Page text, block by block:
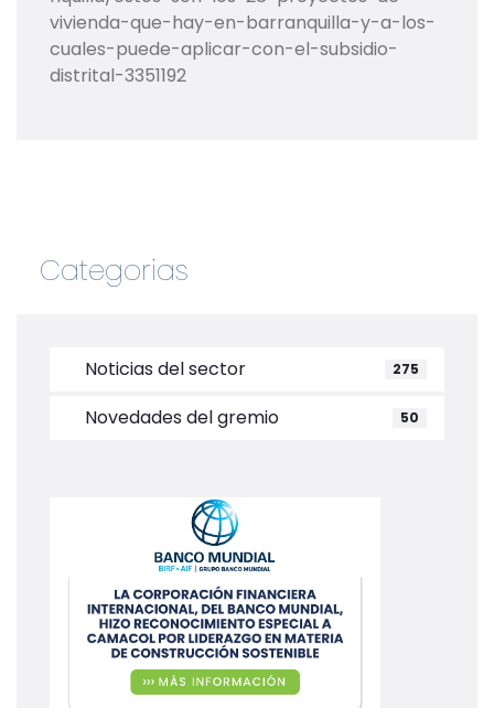
vivienda-que-hay-en-barranquilla-y-a-los-
cuales-puede-aplicar-con-el-subsidio-
distrital-3351192
Categorias
Noticias del sector 275
Novedades del gremio 50